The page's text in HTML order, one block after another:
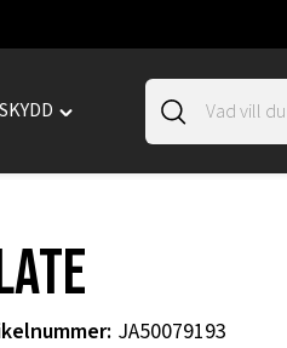
Toggle
: JA50079193